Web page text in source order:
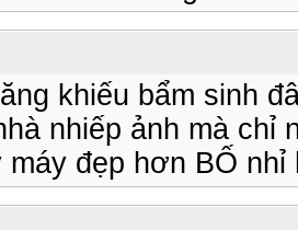
khiếu bẩm sinh
nhiếp ảnh mà chỉ
máy đẹp hơn BỐ nhỉ